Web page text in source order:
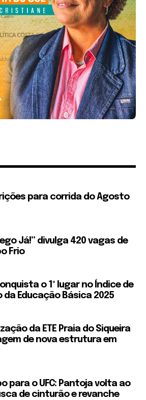
para corrida do Agosto
Já!” divulga 420 vagas de
Frio
o 1º lugar no Índice de
da Educação Básica 2025
da ETE Praia do Siqueira
de nova estrutura em
para o UFC: Pantoja volta ao
de cinturão e revanche